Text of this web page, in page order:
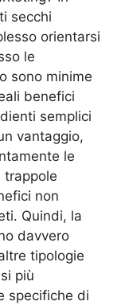
secchi
orientarsi
le
sono minime
benefici
semplici
vantaggio,
le
trappole
non
Quindi, la
davvero
tipologie
più
specifiche di